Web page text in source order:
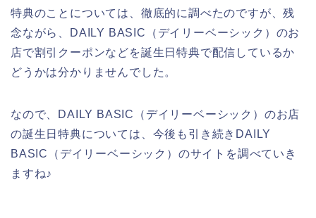
特典のことについては、徹底的に調べたのですが、残
念ながら、DAILY BASIC（デイリーベーシック）のお
店で割引クーポンなどを誕生日特典で配信しているか
どうかは分かりませんでした。
なので、DAILY BASIC（デイリーベーシック）のお店
の誕生日特典については、今後も引き続きDAILY
BASIC（デイリーベーシック）のサイトを調べていき
ますね♪